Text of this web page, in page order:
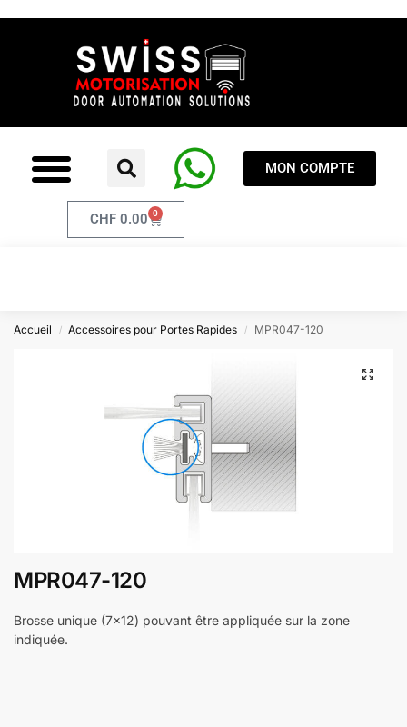
MON COMPTE
CHF0.00 0
Accueil / Accessoires pour Portes Rapides / MPR047-120
MPR047-120
Brosse unique (7×12) pouvant être appliquée sur la zone
indiquée.